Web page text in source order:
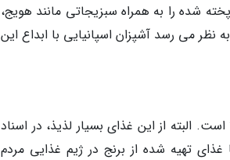
شده را به همراه سبزیجاتی مانند هویج،
می رسد آشپزان اسپانیایی با ابداع این
البته از این غذای بسیار لذیذ، در اسناد
غذای تهیه شده از برنج در ژیم غذایی مردم